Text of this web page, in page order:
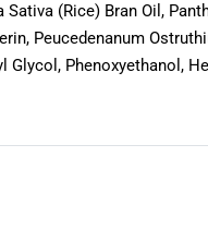
(Rice) Bran Oil,
Peucedenanum
Glycol, Phenoxyethanol,